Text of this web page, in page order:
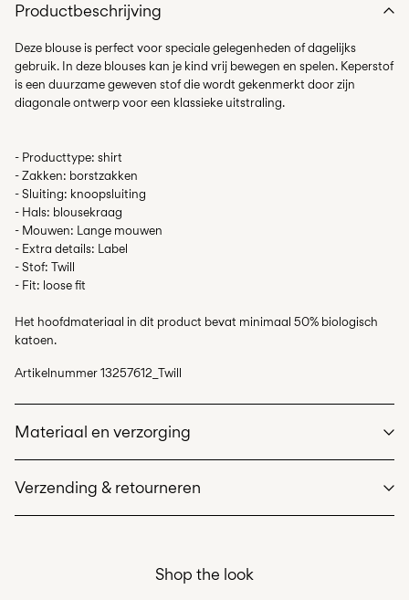
Productbeschrijving
Deze blouse is perfect voor speciale gelegenheden of dagelijks
gebruik. In deze blouses kan je kind vrij bewegen en spelen. Keperstof
is een duurzame geweven stof die wordt gekenmerkt door zijn
- Producttype: shirt
- Zakken: borstzakken
- Sluiting: knoopsluiting
- Hals: blousekraag
- Mouwen: Lange mouwen
- Extra details: Label
- Stof: Twill
- Fit: loose fit
Het hoofdmateriaal in dit product bevat minimaal 50% biologisch
katoen.
Artikelnummer13257612_Twill
Materiaal en verzorging
Verzending & retourneren
Shop the look